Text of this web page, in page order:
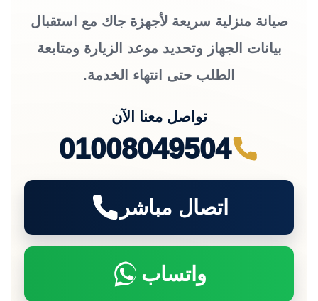
صيانة منزلية سريعة لأجهزة جاك مع استقبال
بيانات الجهاز وتحديد موعد الزيارة ومتابعة
الطلب حتى انتهاء الخدمة.
تواصل معنا الآن
01008049504
اتصال مباشر
واتساب